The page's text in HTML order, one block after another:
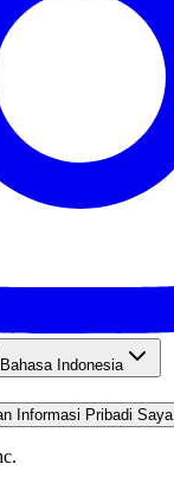
Bahasa Indonesia
Informasi Pribadi Saya